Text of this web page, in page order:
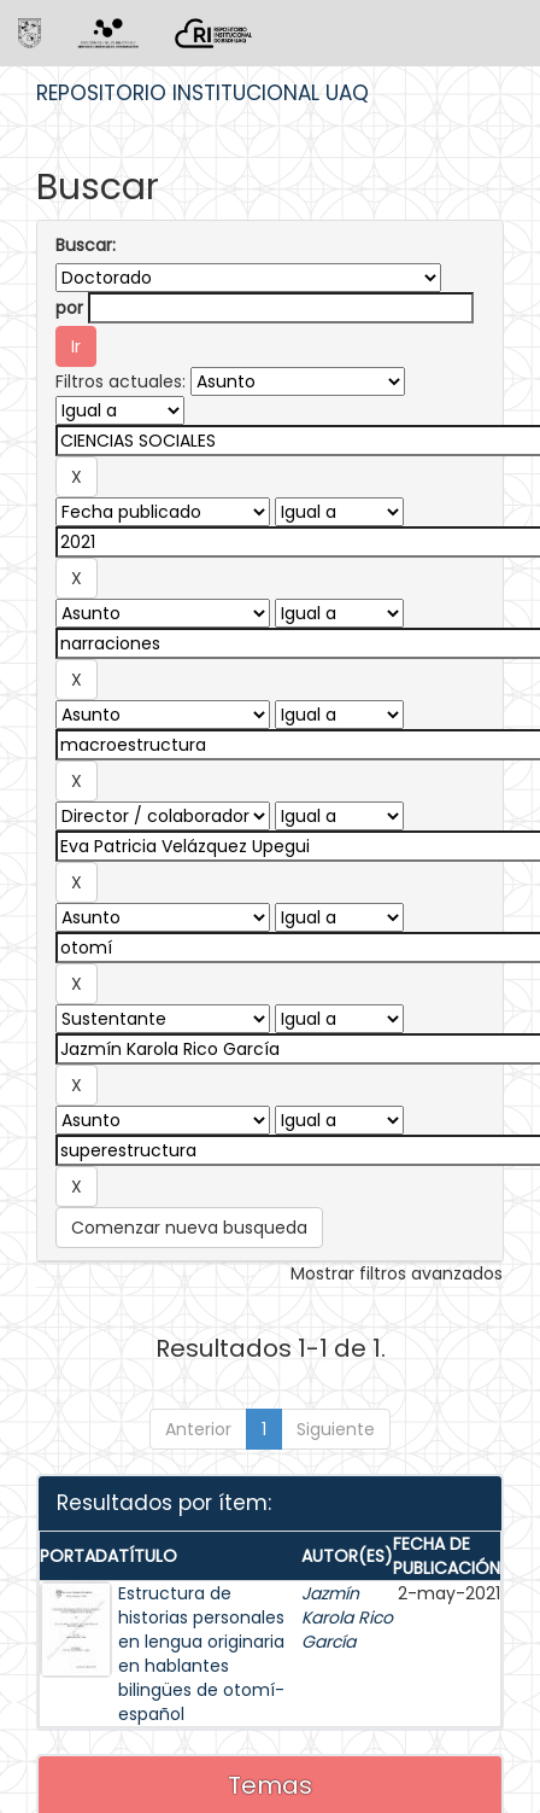
REPOSITORIO INSTITUCIONAL UAQ
Buscar
Buscar:
por
Filtros actuales:
Comenzar nueva busqueda
Mostrar filtros avanzados
Resultados 1-1 de 1.
Anterior 1 Siguiente
Resultados por ítem:
PORTADATÍTULO AUTOR(ES)FECHA DE
PUBLICACIÓN
Estructura de
historias personales
en lengua originaria
en hablantes
bilingües de otomí-
español
Jazmín
Karola Rico
García
2-may-2021
Temas